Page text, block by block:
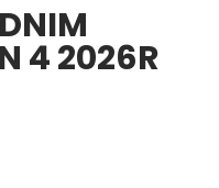
4 2026R